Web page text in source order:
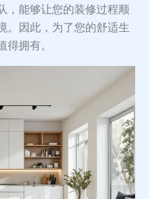
，能够让您的装修过程顺
。因此，为了您的舒适生
拥有。